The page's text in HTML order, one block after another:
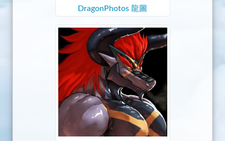
DragonPhotos 龍圖